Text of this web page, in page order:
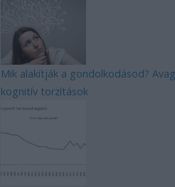
Mik alakítják a gondolkodásod?
kognitív torzítások